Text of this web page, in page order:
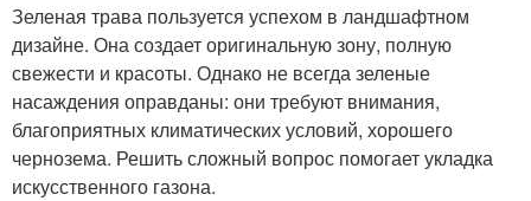
Зеленая трава пользуется успехом в ландшафтном
дизайне. Она создает оригинальную зону, полную
свежести и красоты. Однако не всегда зеленые
насаждения оправданы: они требуют внимания,
благоприятных климатических условий, хорошего
чернозема. Решить сложный вопрос помогает укладка
искусственного газона.